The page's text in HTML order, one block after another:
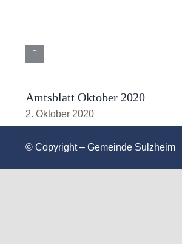
Amtsblatt Oktober 2020
2. Oktober 2020
© Copyright – Gemeinde Sulzheim